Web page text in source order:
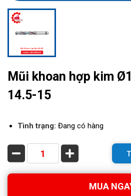
Mũi khoan hợp kim
14.5-15
Tình trạng: Đang có hàng
MUA